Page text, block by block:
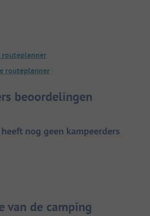
routeplanner
routeplanner
beoordelingen
nog geen kampeerders
van de camping